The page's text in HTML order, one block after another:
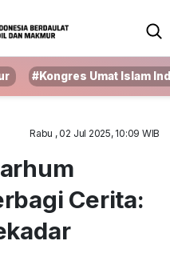
#Kongres Umat Islam
Rabu , 02 Jul 2025, 10:09 WIB
Cerita: